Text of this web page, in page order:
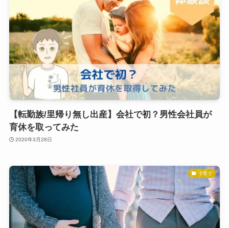
【転勤族/里帰り無し出産】会社で初？男性会社員が
育休を取ってみた
2020年3月28日
子育て